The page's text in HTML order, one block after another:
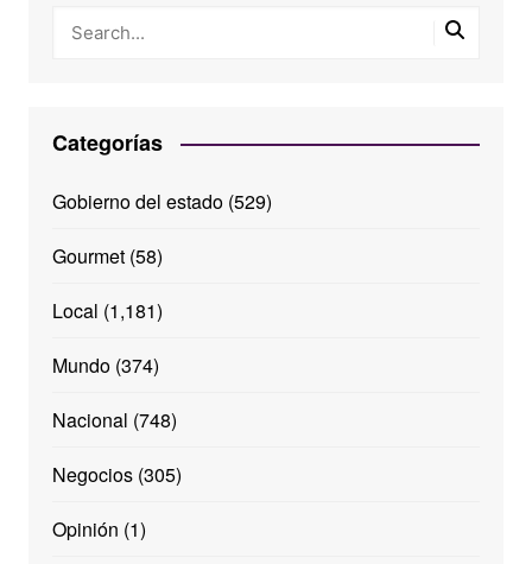
Categorías
Gobierno del estado(529)
Gourmet(58)
Local (1,181)
Mundo(374)
Nacional (748)
Negocios(305)
Opinión (1)